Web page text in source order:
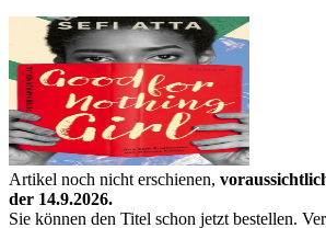
Artikel noch nicht erschienen,
der 14.9.2026.
Sie können den Titel schon jetzt bestellen.